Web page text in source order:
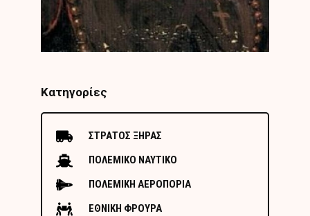
Κατηγορίες
ΣΤΡΑΤΟΣ ΞΗΡΑΣ
ΠΟΛΕΜΙΚΟ ΝΑΥΤΙΚΟ
ΠΟΛΕΜΙΚΗ ΑΕΡΟΠΟΡΙΑ
ΕΘΝΙΚΗ ΦΡΟΥΡΑ